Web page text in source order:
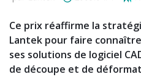
Ce prix réaffirme la
Lantek pour faire
ses solutions de logiciel
de découpe et de